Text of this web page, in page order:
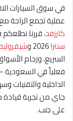
في سوق السيارات
عملية تجمع الراحة
كارزفد، قررنا
سنترا
السريع، وزحام
فعلياً في السعودية
الداخلية
جاي من تجربة قيادة
على جنب.